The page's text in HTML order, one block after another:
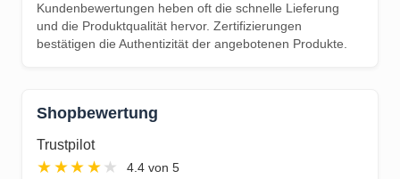
Kundenbewertungen heben oft die schnelle Lieferung
und die Produktqualität hervor. Zertifizierungen
bestätigen die Authentizität der angebotenen Produkte.
Shopbewertung
Trustpilot
★★★★ ★ 4.4 von 5